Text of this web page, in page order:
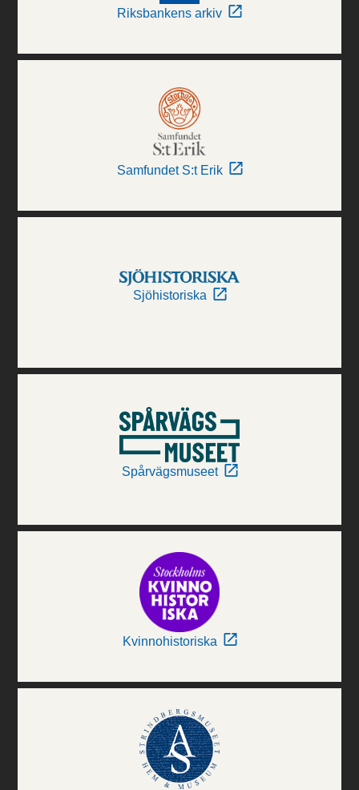
Riksbankens arkiv
Samfundet S:t Erik
Sjöhistoriska
Spårvägsmuseet
Kvinnohistoriska